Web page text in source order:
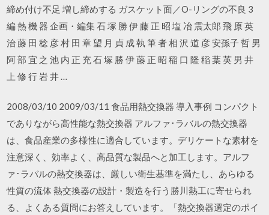
締め付け不足 増し締めする ガスケット面／O-リングの不良 3
編 熱 機 器 企画・編集 石 塚 勝 伊 藤 正 昭 塩 冶 震太郎 飛 原 英
治 藤 田 稔 彦 村 田 章 望 月 貞 成 執 筆 者 相 沢 道 彦 安孫子 哲 男
阿 部 宜 之 池 内 正 充 石 塚 勝 伊 藤 正 昭 稲 口 隆 稲 葉 英 男 井
上 修 行 岩 井 …
2008/03/10 2009/03/11 食品用熱交換器 導入事例 コンパクト
でありながら高性能な熱交換器 アルファ･ラバルの熱交換器
は、食品産業の多様性に適合しています。デリケートな素材を
注意深く、効率よく、高品質な製品へと加工します。アルフ
ァ･ラバルの熱交換器は、厳しい衛生基準を満たし、あらゆる
性質の流体 熱交換器の設計・製造を行う勝川熱工に寄せられ
る、よくある質問にお答えしています。「熱交換器選定のポイ